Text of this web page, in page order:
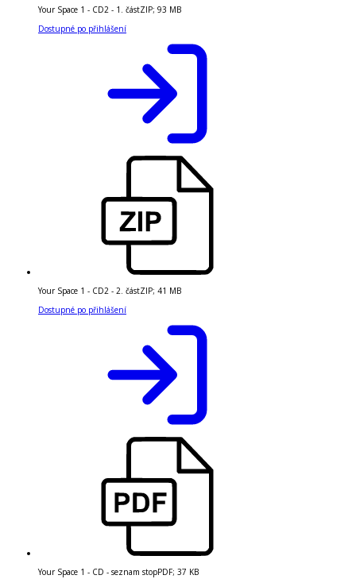
Your Space 1 - CD2 - 1. částZIP; 93 MB
Dostupné po přihlášení
Your Space 1 - CD2 - 2. částZIP; 41 MB
Dostupné po přihlášení
Your Space 1 - CD - seznam stopPDF; 37 KB